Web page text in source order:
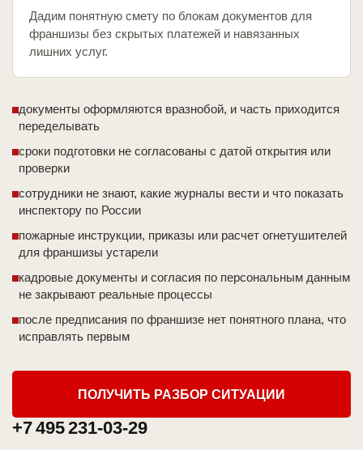
Дадим понятную смету по блокам документов для
франшизы без скрытых платежей и навязанных
лишних услуг.
документы оформляются вразнобой, и часть приходится
переделывать
сроки подготовки не согласованы с датой открытия или
проверки
сотрудники не знают, какие журналы вести и что показать
инспектору по России
пожарные инструкции, приказы или расчет огнетушителей
для франшизы устарели
кадровые документы и согласия по персональным данным
не закрывают реальные процессы
после предписания по франшизе нет понятного плана, что
исправлять первым
ПОЛУЧИТЬ РАЗБОР СИТУАЦИИ
+7 495 231-03-29